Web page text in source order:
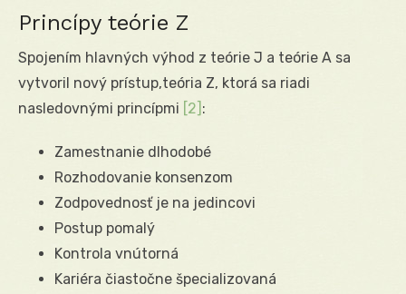
Princípy teórie Z
Spojením hlavných výhod z teórie J a teórie A sa
vytvoril nový prístup,teória Z, ktorá sa riadi
nasledovnými princípmi [2] :
Zamestnanie dlhodobé
Rozhodovanie konsenzom
Zodpovednosť je na jedincovi
Postup pomalý
Kontrola vnútorná
Kariéra čiastočne špecializovaná